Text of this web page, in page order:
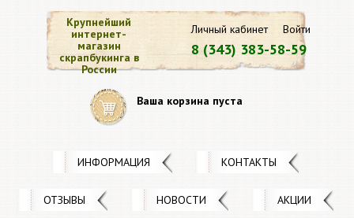
Личный кабинет Войти
8 (343) 383-58-59
Крупнейший
интернет-
магазин
скрапбукинга в
России
Ваша корзина пуста
ИНФОРМАЦИЯ КОНТАКТЫ
ОТЗЫВЫ НОВОСТИ АКЦИИ